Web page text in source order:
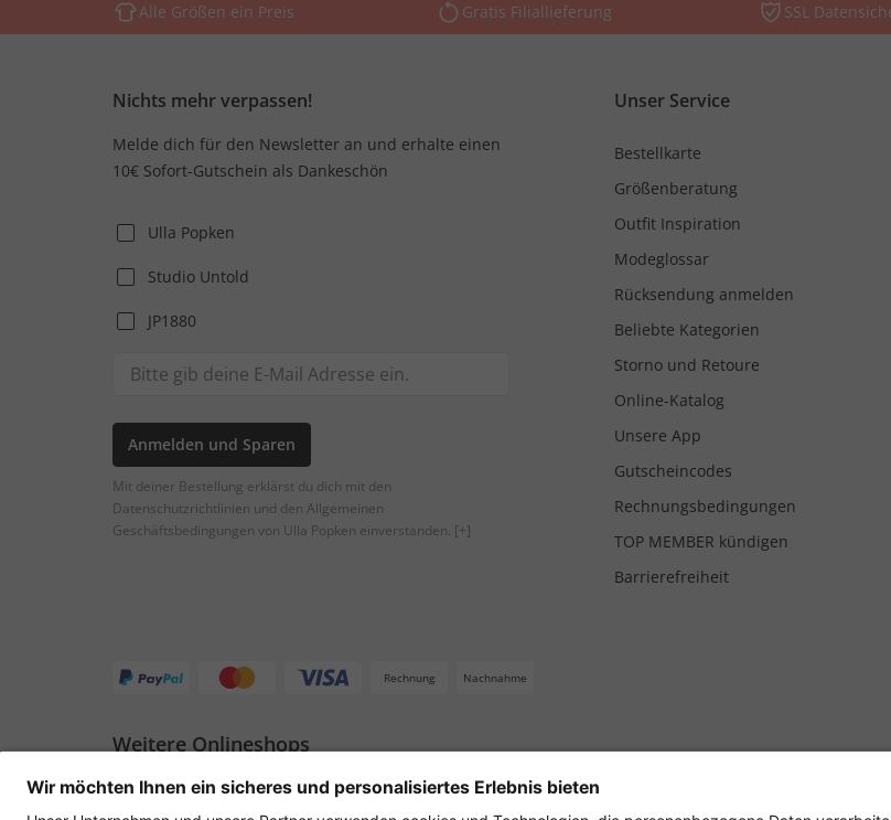
Alle Größen ein Preis Gratis Filiallieferung SSL
Nichts mehr verpassen!
Melde dich für den Newsletter an und erhalte einen
10€ Sofort-Gutschein als Dankeschön
Ulla Popken
Studio Untold
JP1880
Anmelden und Sparen
Mit deiner Bestellung erklärst du dich mit den
Datenschutzrichtlinien und den Allgemeinen
Geschäftsbedingungen von Ulla Popken einverstanden. [+]
Unser Service
Bestellkarte
Größenberatung
Outfit Inspiration
Modeglossar
Rücksendung anmelden
Beliebte Kategorien
Storno und Retoure
Online-Katalog
Unsere App
Gutscheincodes
Rechnungsbedingungen
TOP MEMBER kündigen
Barrierefreiheit
Rechnung Nachnahme
Weitere Onlineshops
Deutschland